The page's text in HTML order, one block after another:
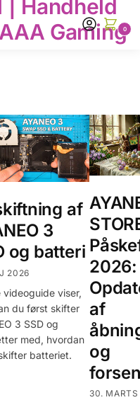
| Handheld
Gaming
0
af
3
og batteri
2026
videoguide viser,
du først skifter
3 SSD og
med, hvordan
batteriet.
2026:
af
og
30.